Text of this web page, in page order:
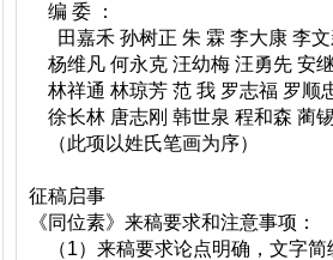
编 委 ：
田嘉禾 孙树正 朱 霖 李大康 李文
杨维凡 何永克 汪幼梅 汪勇先 安
林祥通 林琼芳 范 我 罗志福 罗顺
徐长林 唐志刚 韩世泉 程和森 蔺
（此项以姓氏笔画为序）
征稿启事
《同位素》来稿要求和注意事项：
（1）来稿要求论点明确，文字简